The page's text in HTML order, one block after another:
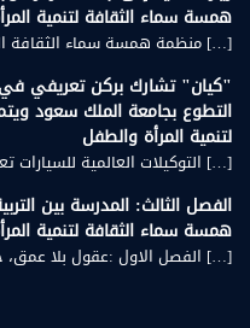
همسة سماء الثقافة لتنمية
[…] منظمة همسة سماء الثقافة
"كيان" تشارك بركن تعريفي
التطوع بجامعة الملك سعود
لتنمية المرأة والطفل
[…] التوكيلات العالمية للسيارات
الفصل الثالث: المدرسة بين
همسة سماء الثقافة لتنمية
[…] الفصل الاول :عقول بلا عمق،